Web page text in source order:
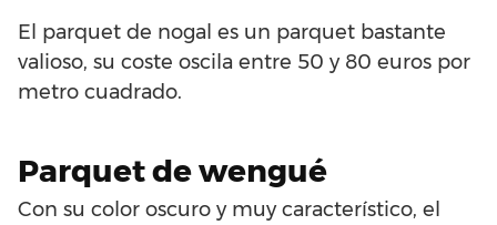
El parquet de nogal es un parquet bastante
valioso, su coste oscila entre 50 y 80 euros por
metro cuadrado.
Parquet de wengué
Con su color oscuro y muy característico, el